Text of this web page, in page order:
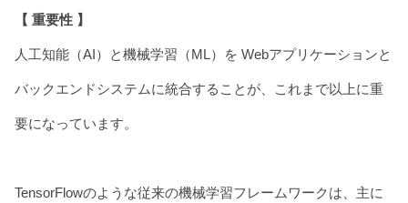
【 重要性 】
人工知能（AI）と機械学習（ML）を Webアプリケーションと
バックエンドシステムに統合することが、これまで以上に重
要になっています。
TensorFlowのような従来の機械学習フレームワークは、主に